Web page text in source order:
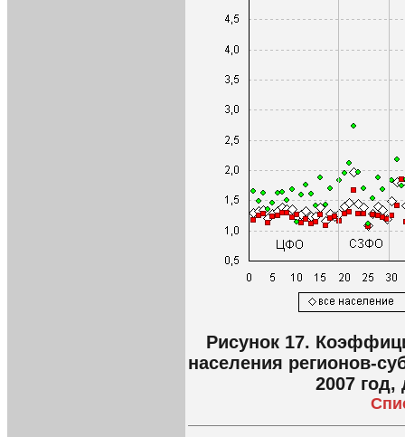
Рисунок 17.
населения регионов-
2007